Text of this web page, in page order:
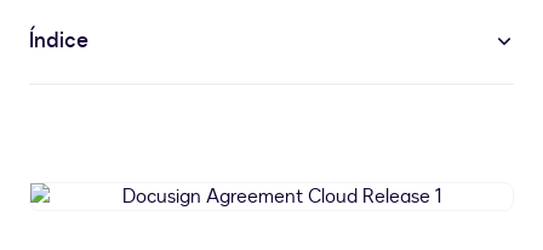
Índice
Docusign